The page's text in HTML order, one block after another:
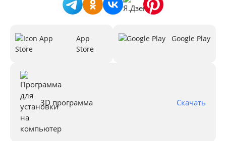
App
Store
Google Play
3D программа Скачать